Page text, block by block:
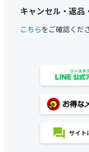
キャンセル・返品
こちらをご確認くだ